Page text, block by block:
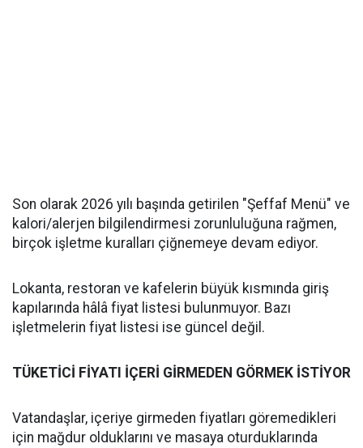
Son olarak 2026 yılı başında getirilen "Şeffaf Menü" ve
kalori/alerjen bilgilendirmesi zorunluluğuna rağmen,
birçok işletme kuralları çiğnemeye devam ediyor.
Lokanta, restoran ve kafelerin büyük kısmında giriş
kapılarında hâlâ fiyat listesi bulunmuyor. Bazı
işletmelerin fiyat listesi ise güncel değil.
TÜKETİCİ FİYATI İÇERİ GİRMEDEN GÖRMEK İSTİYOR
Vatandaşlar, içeriye girmeden fiyatları göremedikleri
için mağdur olduklarını ve masaya oturduklarında